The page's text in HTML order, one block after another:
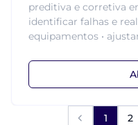
preditiva e corretiva
identificar falhas e
equipamentos •
1 2